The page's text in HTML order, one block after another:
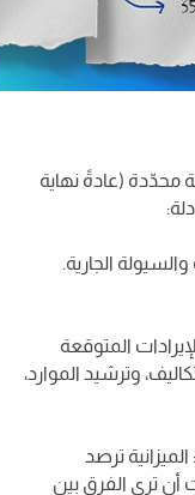
ونقدّم خطوات
بيئة الشركات
محدّدة (عادةً نهاية
الجارية.
المتوقعة
وترشيد الموارد،
ترصد
أن ترى الفرق بين